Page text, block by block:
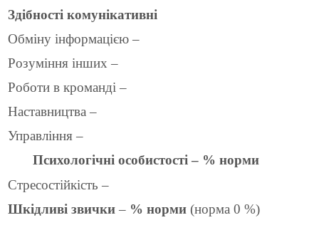
Здібності комунікативні
Обміну інформацією –
Розуміння інших –
Роботи в кроманді –
Наставництва –
Управління –
Психологічні особистості – % норми
Стресостійкість –
Шкідливі звички – % норми (норма 0 %)